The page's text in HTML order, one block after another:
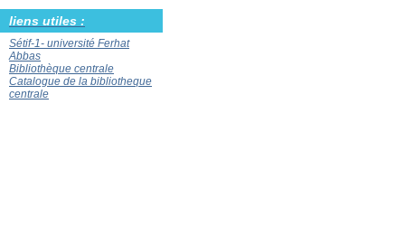
liens utiles :
Sétif-1- université Ferhat
Abbas
Bibliothèque centrale
Catalogue de la bibliotheque
centrale